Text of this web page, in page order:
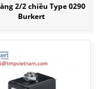
2/2 chiều Type 0290
Burkert